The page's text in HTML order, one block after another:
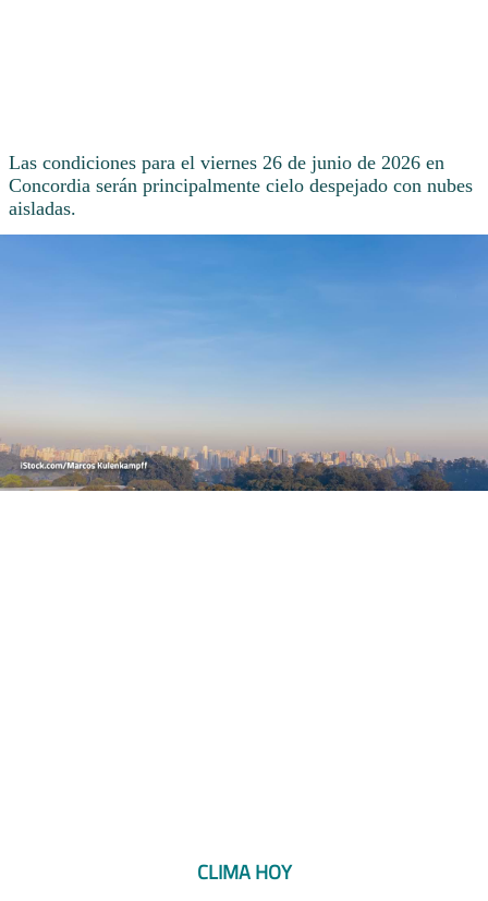
Las condiciones para el viernes 26 de junio de 2026 en
Concordia serán principalmente cielo despejado con nubes
aisladas.
CLIMA HOY